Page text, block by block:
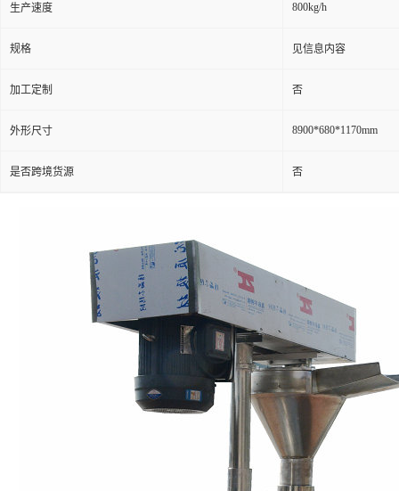
生产速度 800kg/h
规格 见信息内容
加工定制 否
外形尺寸 8900*680*1170mm
是否跨境货源 否